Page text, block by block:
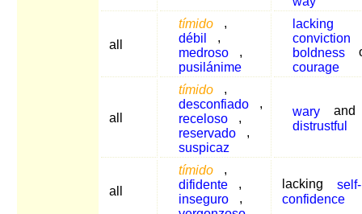
all
tímido
,
débil
,
medroso
,
pusilánime
lacking
conviction
boldness
courage
all
tímido
,
desconfiado
,
receloso
,
reservado
,
suspicaz
wary
and
distrustful
all
tímido
,
difidente
,
inseguro
,
lacking
self-
confidence